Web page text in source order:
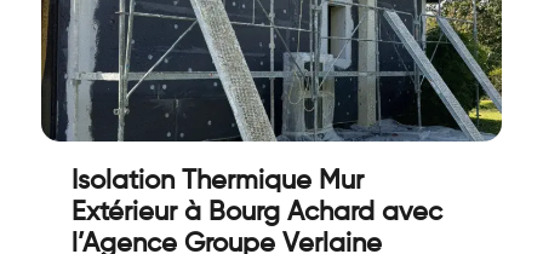
Isolation Thermique Mur
Extérieur à Bourg Achard avec
l’Agence Groupe Verlaine